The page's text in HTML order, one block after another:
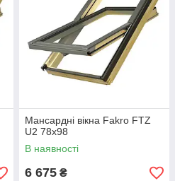
Мансардні вікна Fakro FTZ
U2 78х98
В наявності
6 675 ₴